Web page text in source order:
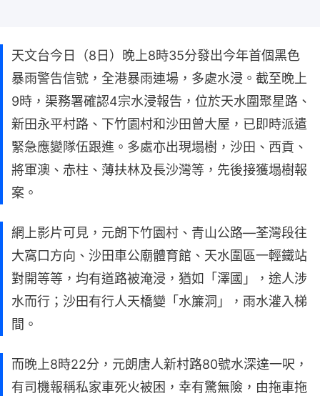
天文台今日（8日）晚上8時35分發出今年首個黑色
暴雨警告信號，全港暴雨連場，多處水浸。截至晚上
9時，渠務署確認4宗水浸報告，位於天水圍聚星路、
新田永平村路、下竹園村和沙田曾大屋，已即時派遣
緊急應變隊伍跟進。多處亦出現塌樹，沙田、西貢、
將軍澳、赤柱、薄扶林及長沙灣等，先後接獲塌樹報
案。
網上影片可見，元朗下竹園村、青山公路—荃灣段往
大窩口方向、沙田車公廟體育館、天水圍區一輕鐵站
對開等等，均有道路被淹浸，猶如「澤國」，途人涉
水而行；沙田有行人天橋變「水簾洞」，雨水灌入梯
間。
而晚上8時22分，元朗唐人新村路80號水深達一呎，
有司機報稱私家車死火被困，幸有驚無險，由拖車拖